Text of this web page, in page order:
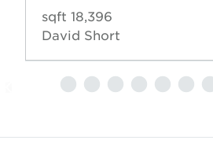
18,396 sqft
David Short